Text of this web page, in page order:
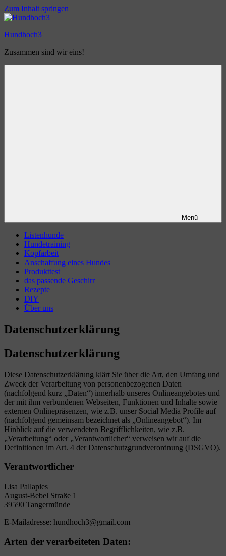
Zum Inhalt springen
Hundhoch3
Zusammen sind wir eins!
Menü
Listenhunde
Hundetraining
Kopfarbeit
Anschaffung eines Hundes
Produkttest
das passende Geschirr
Rezepte
DIY
Über uns
Datenschutzerklärung
Datenschutzerklärung
Diese Datenschutzerklärung klärt Sie über die Art, den Umfang und
Zweck der Verarbeitung von personenbezogenen Daten
(nachfolgend kurz „Daten“) innerhalb unseres Onlineangebotes und
der mit ihm verbundenen Webseiten, Funktionen und Inhalte sowie
externen Onlinepräsenzen, wie z.B. unser Social Media Profile auf
(nachfolgend gemeinsam bezeichnet als „Onlineangebot“). Im
Hinblick auf die verwendeten Begrifflichkeiten, wie z.B.
„Verarbeitung“ oder „Verantwortlicher“ verweisen wir auf die
Definitionen im Art. 4 der Datenschutzgrundverordnung (DSGVO).
Verantwortlicher
Lisa Pallapies
August-Bebel Straße 1
39590 Tangermünde
E-Mailadresse: hundhoch3@gmail.com
Arten der verarbeiteten Daten: